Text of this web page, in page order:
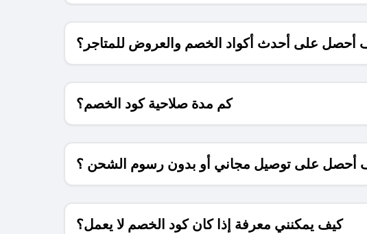
أحصل على أحدث أكواد الخصم والعروض للمتاجر؟
كم مدة صلاحية كود الخصم؟
أحصل على توصيل مجاني أو بدون رسوم الشحن ؟
كيف يمكنني معرفة إذا كان كود الخصم لا يعمل؟